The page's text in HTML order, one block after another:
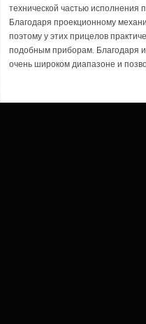
технической частью
Благодаря проекционному
поэтому у этих прицелов
подобным приборам. Благодаря
очень широком диапазоне и